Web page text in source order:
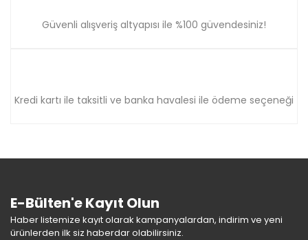
Güvenli alışveriş altyapısı ile %100 güvendesiniz!
Kredi kartı ile taksitli ve banka havalesi ile ödeme seçeneği
E-Bülten'e Kayıt Olun
Haber listemize kayıt olarak kampanyalardan, indirim ve yeni
ürünlerden ilk siz haberdar olabilirsiniz.